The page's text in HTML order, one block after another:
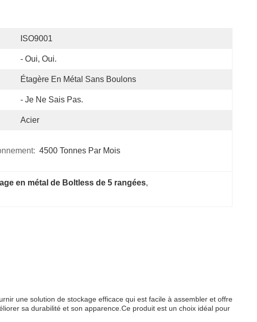
ISO9001
- Oui, Oui.
Étagère En Métal Sans Boulons
- Je Ne Sais Pas.
Acier
4500 Tonnes Par Mois
en métal de Boltless de 5 rangées,
une solution de stockage efficace qui est facile à assembler et offre
sa durabilité et son apparence.Ce produit est un choix idéal pour